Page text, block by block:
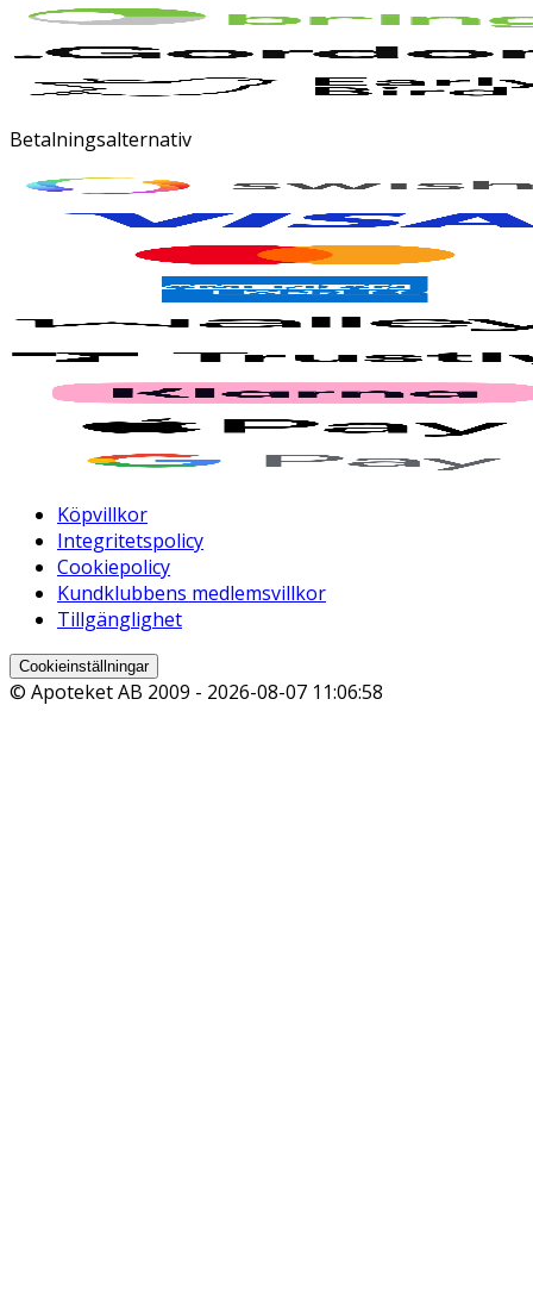
Betalningsalternativ
Köpvillkor
Integritetspolicy
Cookiepolicy
Kundklubbens medlemsvillkor
Tillgänglighet
Cookieinställningar
© Apoteket AB 2009 - 2026-08-07 11:06:58